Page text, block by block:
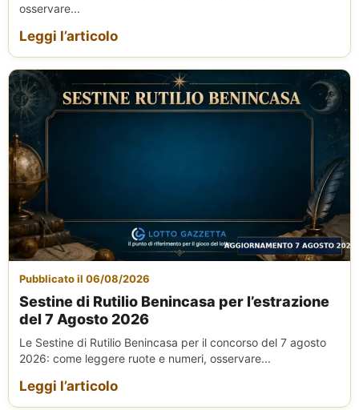
osservare...
Leggi l’articolo
Pubblicato il 06/08/2026
Sestine di Rutilio Benincasa per l’estrazione
del 7 Agosto 2026
Le Sestine di Rutilio Benincasa per il concorso del 7 agosto
2026: come leggere ruote e numeri, osservare...
Leggi l’articolo